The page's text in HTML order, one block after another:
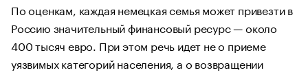
По оценкам, каждая немецкая семья может привезти в
Россию значительный финансовый ресурс — около
400 тысяч евро. При этом речь идет не о приеме
уязвимых категорий населения, а о возвращении